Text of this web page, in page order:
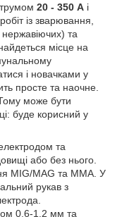
20 - 350 А і
із зварювання,
та
місце на
і новачками у
просте та наочне.
може бути
буде корисний у
та
або без нього.
MIG/MAG та MMA. У
рукав з
0.6-1.2 мм та